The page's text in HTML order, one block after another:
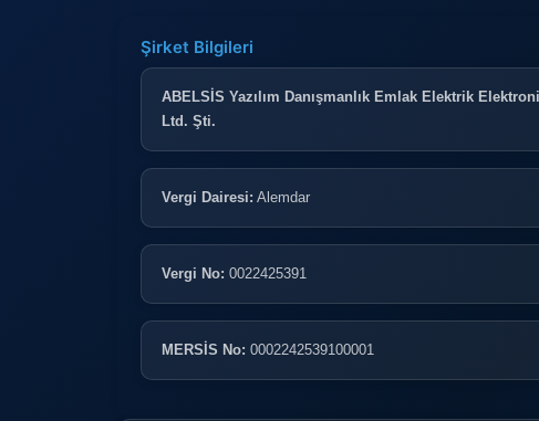
Şirket Bilgileri
ABELSİS Yazılım Danışmanlık Emlak Elektrik
Ltd. Şti.
Vergi Dairesi: Alemdar
Vergi No: 0022425391
MERSİS No: 0002242539100001